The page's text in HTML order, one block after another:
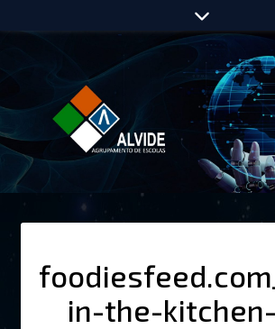
in-the-